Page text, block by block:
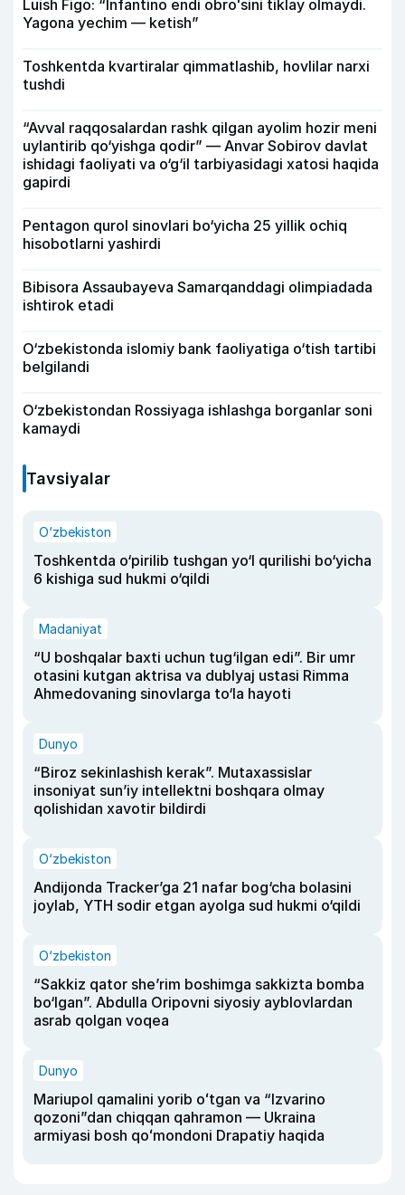
Luish Figo: “Infantino endi obroʻsini tiklay olmaydi.
Yagona yechim — ketish”
Toshkentda kvartiralar qimmatlashib, hovlilar narxi
tushdi
“Avval raqqosalardan rashk qilgan ayolim hozir meni
uylantirib qo‘yishga qodir” — Anvar Sobirov davlat
ishidagi faoliyati va o‘g‘il tarbiyasidagi xatosi haqida
gapirdi
Pentagon qurol sinovlari bo‘yicha 25 yillik ochiq
hisobotlarni yashirdi
Bibisora Assaubayeva Samarqanddagi olimpiadada
ishtirok etadi
O‘zbekistonda islomiy bank faoliyatiga o‘tish tartibi
belgilandi
O‘zbekistondan Rossiyaga ishlashga borganlar soni
kamaydi
Tavsiyalar
O‘zbekiston
Toshkentda o‘pirilib tushgan yo‘l qurilishi bo‘yicha
6 kishiga sud hukmi o‘qildi
Madaniyat
“U boshqalar baxti uchun tug‘ilgan edi”. Bir umr
otasini kutgan aktrisa va dublyaj ustasi Rimma
Ahmedovaning sinovlarga to‘la hayoti
Dunyo
“Biroz sekinlashish kerak”. Mutaxassislar
insoniyat sun’iy intellektni boshqara olmay
qolishidan xavotir bildirdi
O‘zbekiston
Andijonda Tracker’ga 21 nafar bog‘cha bolasini
joylab, YTH sodir etgan ayolga sud hukmi o‘qildi
O‘zbekiston
“Sakkiz qator she’rim boshimga sakkizta bomba
bo‘lgan”. Abdulla Oripovni siyosiy ayblovlardan
asrab qolgan voqea
Dunyo
Mariupol qamalini yorib oʻtgan va “Izvarino
qozoni”dan chiqqan qahramon — Ukraina
armiyasi bosh qoʻmondoni Drapatiy haqida